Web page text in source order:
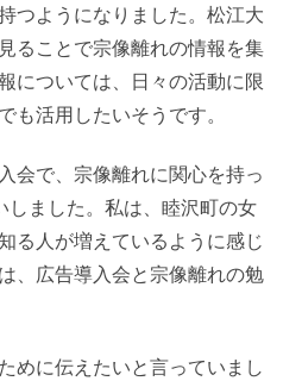
つようになりました。松江大
ることで宗像離れの情報を集
については、日々の活動に限
も活用したいそうです。
会で、宗像離れに関心を持っ
しました。私は、睦沢町の女
る人が増えているように感じ
、広告導入会と宗像離れの勉
めに伝えたいと言っていまし